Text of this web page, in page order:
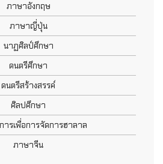
ภาษาอังกฤษ
ภาษาญี่ปุ่น
นาฏศิลป์ศึกษา
ดนตรีศึกษา
ดนตรีสร้างสรรค์
ศิลปศึกษา
รเพื่อการจัดการฮาลาล
ภาษาจีน